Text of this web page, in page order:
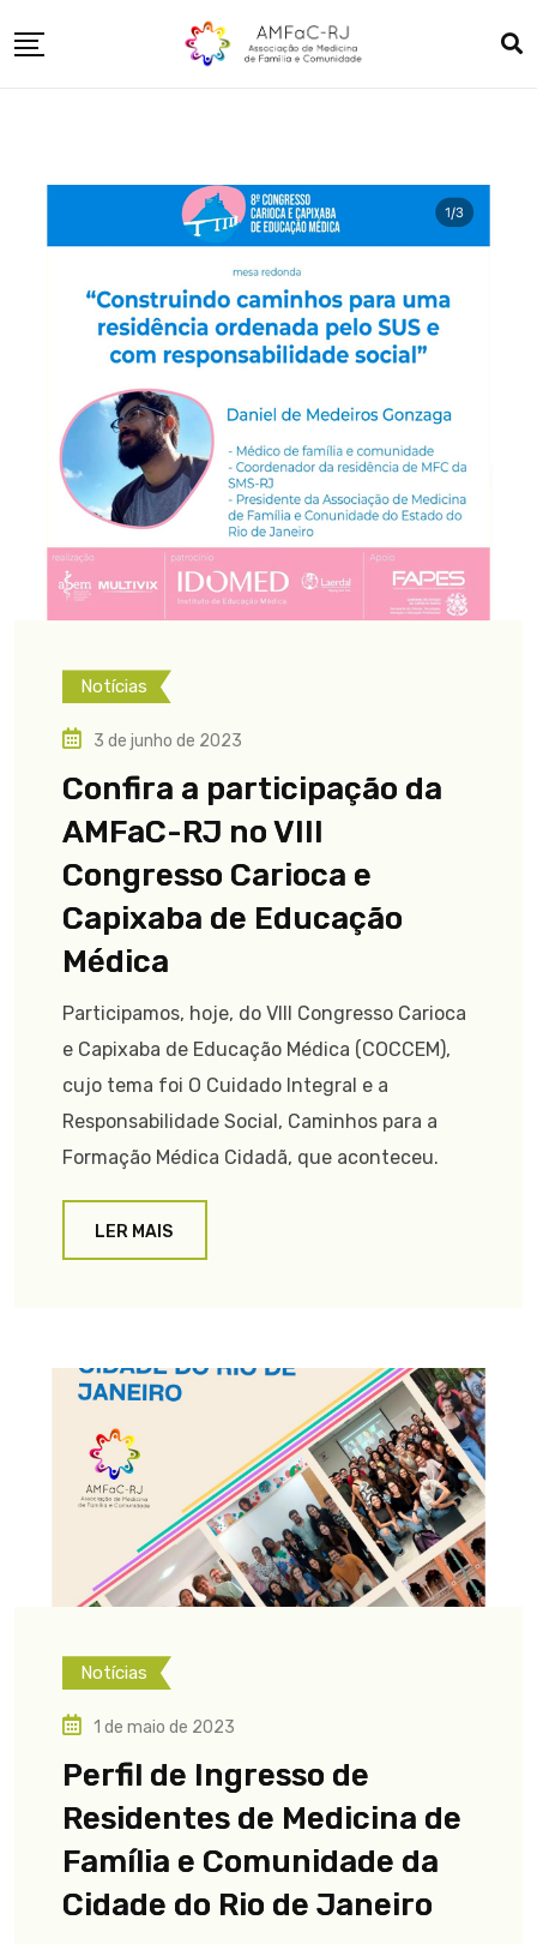
Notícias
3 de junho de 2023
Confira a participação da
AMFaC-RJ no VIII
Congresso Carioca e
Capixaba de Educação
Médica
Participamos, hoje, do VIII Congresso Carioca
e Capixaba de Educação Médica (COCCEM),
cujo tema foi O Cuidado Integral e a
Responsabilidade Social, Caminhos para a
Formação Médica Cidadã, que aconteceu.
LER MAIS
Notícias
1 de maio de 2023
Perfil de Ingresso de
Residentes de Medicina de
Família e Comunidade da
Cidade do Rio de Janeiro